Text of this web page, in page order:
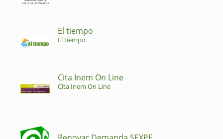
El tiempo
El tiempo
Cita Inem On Line
Cita Inem On Line